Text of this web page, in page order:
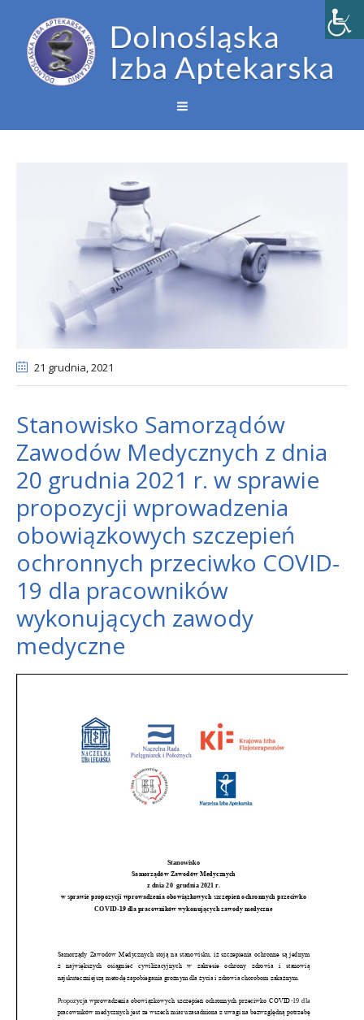
21 grudnia, 2021
Stanowisko Samorządów
Zawodów Medycznych z dnia
20 grudnia 2021 r. w sprawie
propozycji wprowadzenia
obowiązkowych szczepień
ochronnych przeciwko COVID-
19 dla pracowników
wykonujących zawody
medyczne